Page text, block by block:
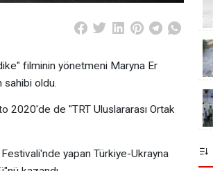
filminin yönetmeni Maryna Er
sahibi oldu.
2020'de de "TRT Uluslararası Ortak
yapan Türkiye-Ukrayna